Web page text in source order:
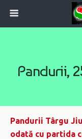
Pandurii,
Pandurii Târgu
odată cu partida